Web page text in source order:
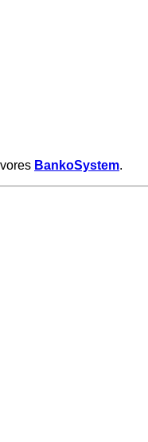
BankoSystem.